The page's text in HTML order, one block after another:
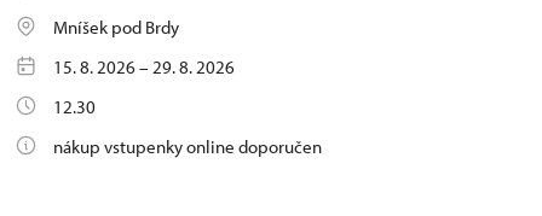
Mníšek pod Brdy
15. 8. 2026 – 29. 8. 2026
12.30
nákup vstupenky online doporučen